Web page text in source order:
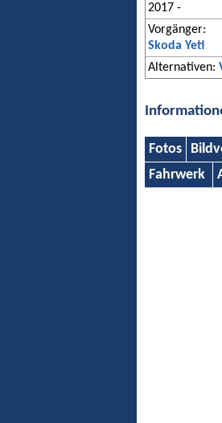
2017 -
Vorgänger:
Skoda Yeti
Alternativen:
Fotos
Fahrwerk